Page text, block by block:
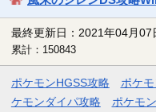
最終更新日：2021年04月
累計：150843
ポケモンHGSS攻略 ポケ
ケモンダイパ攻略
ポケモ